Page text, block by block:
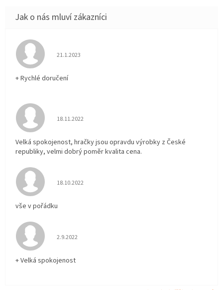
Hodnocení obchodu je 5 z 5 hvězdiček.
21.1.2023
+ Rychlé doručení
Hodnocení obchodu je 5 z 5 hvězdiček.
18.11.2022
Velká spokojenost, hračky jsou opravdu výrobky z České
republiky, velmi dobrý poměr kvalita cena.
Hodnocení obchodu je 5 z 5 hvězdiček.
18.10.2022
vše v pořádku
Hodnocení obchodu je 5 z 5 hvězdiček.
2.9.2022
+ Velká spokojenost